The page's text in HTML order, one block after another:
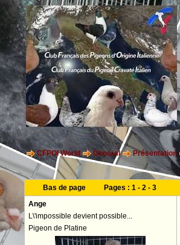
CFPOI World General Présentation
Bas de page Pages : 1- 2- 3
Ange
L\'impossible devient possible...
Pigeon de Platine